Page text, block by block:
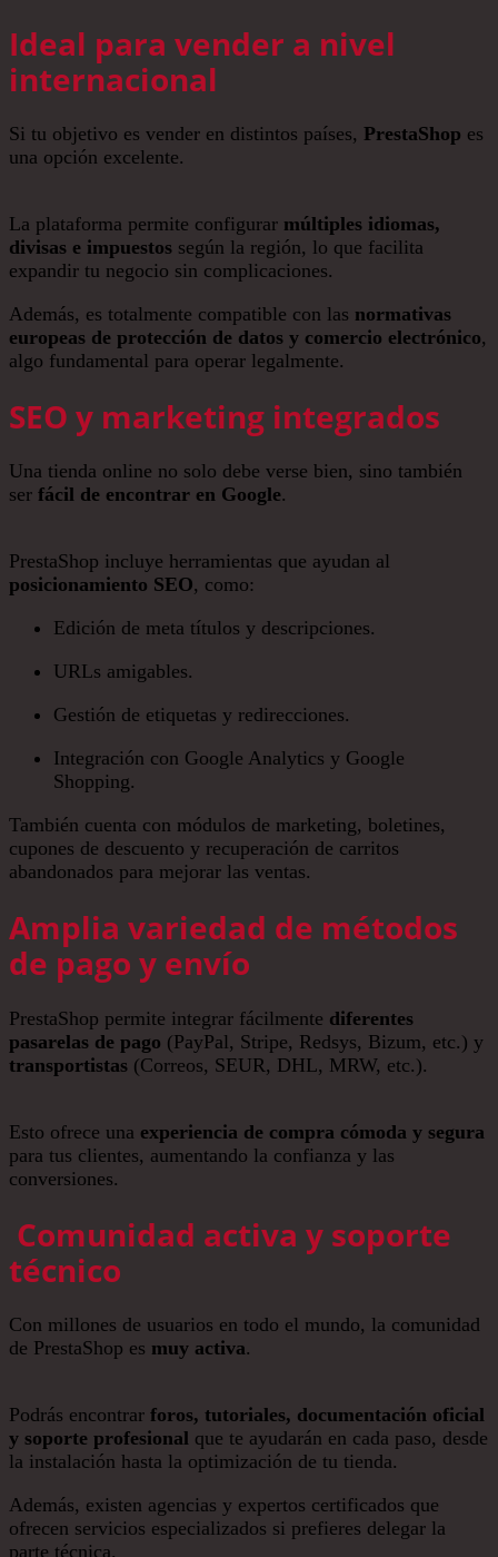
Ideal para vender a nivel
internacional
Si tu objetivo es vender en distintos países, PrestaShop es
una opción excelente.
La plataforma permite configurar múltiples idiomas,
divisas e impuestos según la región, lo que facilita
expandir tu negocio sin complicaciones.
Además, es totalmente compatible con las normativas
europeas de protección de datos y comercio electrónico,
algo fundamental para operar legalmente.
SEO y marketing integrados
Una tienda online no solo debe verse bien, sino también
ser fácil de encontrar en Google.
PrestaShop incluye herramientas que ayudan al
posicionamiento SEO, como:
Edición de meta títulos y descripciones.
URLs amigables.
Gestión de etiquetas y redirecciones.
Integración con Google Analytics y Google
Shopping.
También cuenta con módulos de marketing, boletines,
cupones de descuento y recuperación de carritos
abandonados para mejorar las ventas.
Amplia variedad de métodos
de pago y envío
PrestaShop permite integrar fácilmente diferentes
pasarelas de pago (PayPal, Stripe, Redsys, Bizum, etc.) y
transportistas (Correos, SEUR, DHL, MRW, etc.).
Esto ofrece una experiencia de compra cómoda y segura
para tus clientes, aumentando la confianza y las
conversiones.
Comunidad activa y soporte
técnico
Con millones de usuarios en todo el mundo, la comunidad
de PrestaShop es muy activa.
Podrás encontrar foros, tutoriales, documentación oficial
y soporte profesional que te ayudarán en cada paso, desde
la instalación hasta la optimización de tu tienda.
Además, existen agencias y expertos certificados que
ofrecen servicios especializados si prefieres delegar la
parte técnica.